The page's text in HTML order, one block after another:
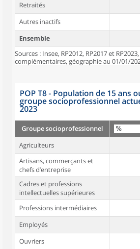
Retraités
Autres inactifs
Ensemble
Sources : Insee, RP2012, RP2017 et
complémentaires, géographie au 01/01/
POP T8 - Population de 15 ans
groupe socioprofessionnel
2023
Groupe socioprofessionnel
Agriculteurs
Artisans, commerçants et
chefs d’entreprise
Cadres et professions
intellectuelles supérieures
Professions intermédiaires
Employés
Ouvriers